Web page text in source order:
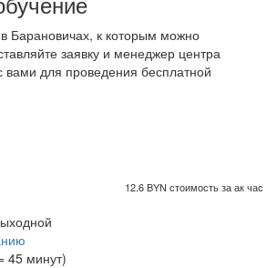
Барановичах, к которым можно
заявку и менеджер центра
вами для проведения бесплатной
12.6 BYN стоимость за ак час
45 минут)